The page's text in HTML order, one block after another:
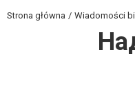
Strona główna Wiadomości